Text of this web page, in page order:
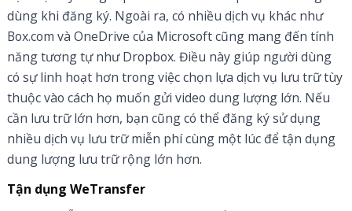
dùng khi đăng ký. Ngoài ra, có nhiều dịch vụ khác như
Box.com và OneDrive của Microsoft cũng mang đến tính
năng tương tự như Dropbox. Điều này giúp người dùng
có sự linh hoạt hơn trong việc chọn lựa dịch vụ lưu trữ tùy
thuộc vào cách họ muốn gửi video dung lượng lớn. Nếu
cần lưu trữ lớn hơn, bạn cũng có thể đăng ký sử dụng
nhiều dịch vụ lưu trữ miễn phí cùng một lúc để tận dụng
dung lượng lưu trữ rộng lớn hơn.
Tận dụng WeTransfer